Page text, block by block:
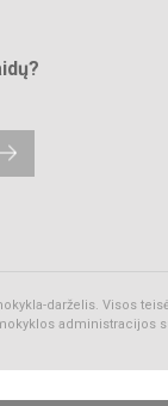
darželis. Visos
administracijos